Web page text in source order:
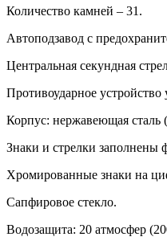
Количество камней – 31.
Автоподзавод с
Центральная секундная
Противоударное устройство
Корпус: нержавеющая сталь
Знаки и стрелки заполнены
Хромированные знаки на
Сапфировое стекло.
Водозащита: 20 атмосфер